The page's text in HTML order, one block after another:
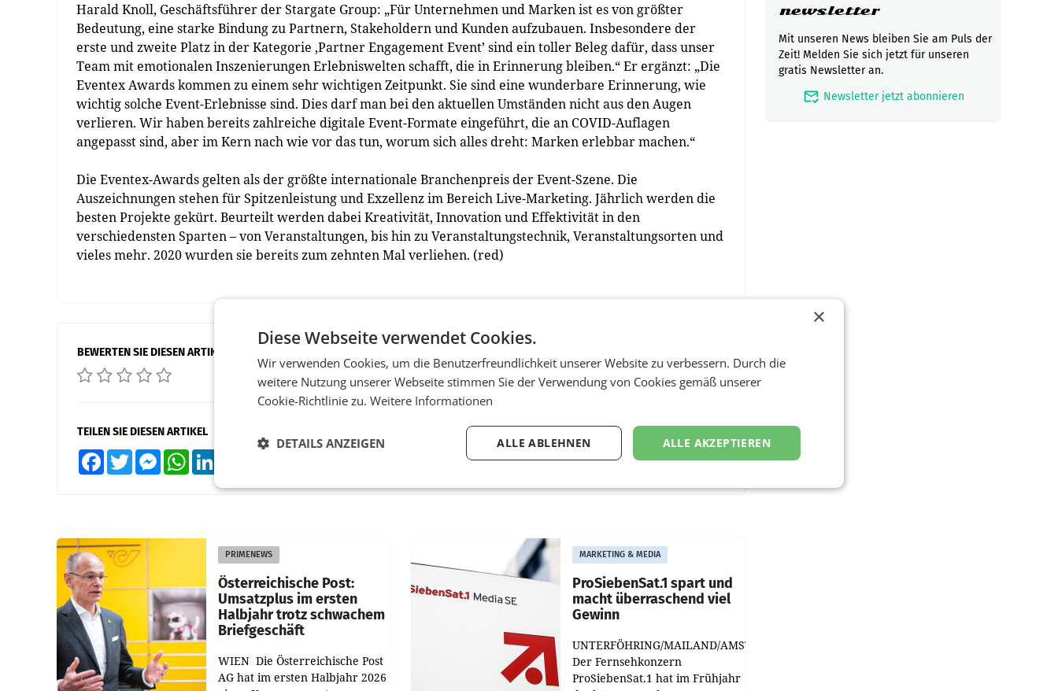
Harald Knoll, Geschäftsführer der Stargate Group: „Für Unternehmen und Marken ist es von größter
Bedeutung, eine starke Bindung zu Partnern, Stakeholdern und Kunden aufzubauen. Insbesondere der
erste und zweite Platz in der Kategorie ‚Partner Engagement Event’ sind ein toller Beleg dafür, dass unser
Team mit emotionalen Inszenierungen Erlebniswelten schafft, die in Erinnerung bleiben.“ Er ergänzt: „Die
Eventex Awards kommen zu einem sehr wichtigen Zeitpunkt. Sie sind eine wunderbare Erinnerung, wie
wichtig solche Event-Erlebnisse sind. Dies darf man bei den aktuellen Umständen nicht aus den Augen
verlieren. Wir haben bereits zahlreiche digitale Event-Formate eingeführt, die an COVID-Auflagen
angepasst sind, aber im Kern nach wie vor das tun, worum sich alles dreht: Marken erlebbar machen.“
Die Eventex-Awards gelten als der größte internationale Branchenpreis der Event-Szene. Die
Auszeichnungen stehen für Spitzenleistung und Exzellenz im Bereich Live-Marketing. Jährlich werden die
besten Projekte gekürt. Beurteilt werden dabei Kreativität, Innovation und Effektivität in den
verschiedensten Sparten – von Veranstaltungen, bis hin zu Veranstaltungstechnik, Veranstaltungsorten und
vieles mehr. 2020 wurden sie bereits zum zehnten Mal verliehen. (red)
BEWERTEN SIE DIESEN ARTIKEL
TEILEN SIE DIESEN ARTIKEL
FacebookTwitter MessengerWhatsApp
PRIMENEWS
Österreichische Post:
Umsatzplus im ersten
Halbjahr trotz schwachem
Briefgeschäft
WIEN Die Österreichische Post
AG hat im ersten Halbjahr 2026
MARKETING & MEDIA
ProSiebenSat.1 spart und
macht überraschend viel
Gewinn
UNTERFÖHRING/MAILAND/AMSTERDAM.
Der Fernsehkonzern
ProSiebenSat.1 hat im Frühjahr
newsletter
Mit unseren News bleiben Sie am Puls der
Zeit! Melden Sie sich jetzt für unseren
gratis Newsletter an.
mark_email_read Newsletter jetzt abonnieren
×
Diese Webseite verwendet Cookies.
Wir verwenden Cookies, um die Benutzerfreundlichkeit unserer Website zu verbessern. Durch die
weitere Nutzung unserer Webseite stimmen Sie der Verwendung von Cookies gemäß unserer
Cookie-Richtlinie zu. Weitere Informationen
ALLE AKZEPTIEREN
ALLE ABLEHNEN
DETAILS ANZEIGEN